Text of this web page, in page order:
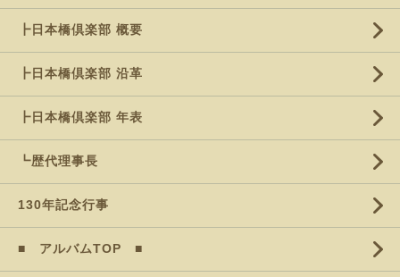
┣日本橋倶楽部 概要
┣日本橋倶楽部 沿革
┣日本橋倶楽部 年表
┗歴代理事長
130年記念行事
■ アルバムTOP ■